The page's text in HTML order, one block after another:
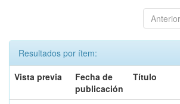
Anterior
Resultados por ítem:
Vista previa
Fecha de
publicación
Título